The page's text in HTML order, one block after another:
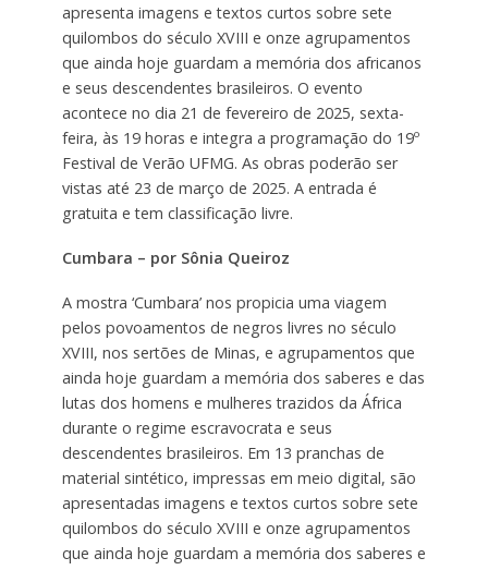
apresenta imagens e textos curtos sobre sete
quilombos do século XVIII e onze agrupamentos
que ainda hoje guardam a memória dos africanos
e seus descendentes brasileiros. O evento
acontece no dia 21 de fevereiro de 2025, sexta-
feira, às 19 horas e integra a programação do 19º
Festival de Verão UFMG. As obras poderão ser
vistas até 23 de março de 2025. A entrada é
gratuita e tem classificação livre.
Cumbara – por Sônia Queiroz
A mostra ‘Cumbara’ nos propicia uma viagem
pelos povoamentos de negros livres no século
XVIII, nos sertões de Minas, e agrupamentos que
ainda hoje guardam a memória dos saberes e das
lutas dos homens e mulheres trazidos da África
durante o regime escravocrata e seus
descendentes brasileiros. Em 13 pranchas de
material sintético, impressas em meio digital, são
apresentadas imagens e textos curtos sobre sete
quilombos do século XVIII e onze agrupamentos
que ainda hoje guardam a memória dos saberes e